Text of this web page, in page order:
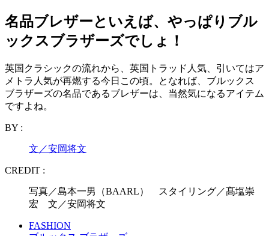
名品ブレザーといえば、やっぱりブル
ックスブラザーズでしょ！
英国クラシックの流れから、英国トラッド人気、引いてはア
メトラ人気が再燃する今日この頃。となれば、ブルックス
ブラザーズの名品であるブレザーは、当然気になるアイテム
ですよね。
BY :
文／安岡将文
CREDIT :
写真／島本一男（BAARL） スタイリング／髙塩崇
宏 文／安岡将文
FASHION